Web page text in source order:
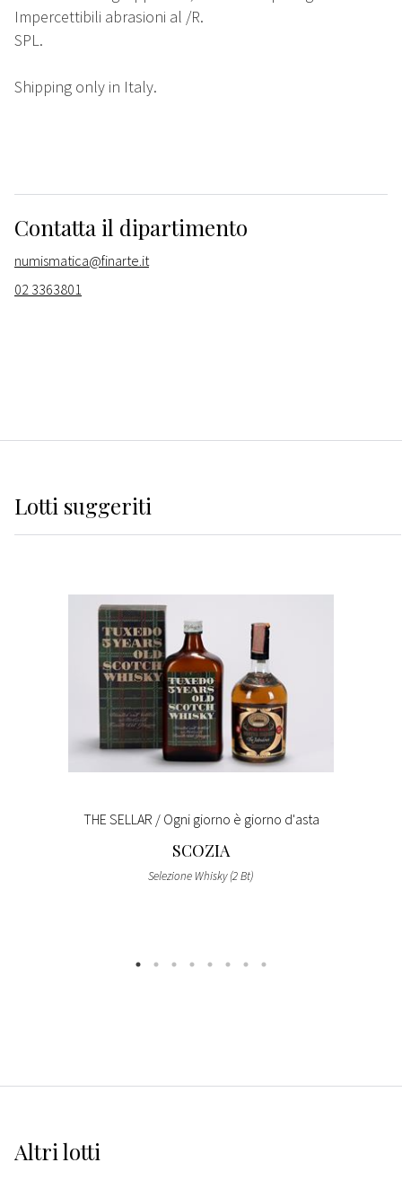
Impercettibili abrasioni al /R.
SPL.
Shipping only in Italy.
Contatta il dipartimento
numismatica@finarte.it
02 3363801
Lotti suggeriti
THE SELLAR / Ogni giorno è giorno d'asta
SCOZIA
Selezione Whisky (2 Bt)
Altrilotti